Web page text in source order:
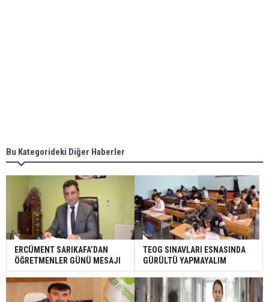
Bu Kategorideki Diğer Haberler
ERCÜMENT SARIKAFA’DAN
ÖĞRETMENLER GÜNÜ MESAJI
TEOG SINAVLARI ESNASINDA
GÜRÜLTÜ YAPMAYALIM